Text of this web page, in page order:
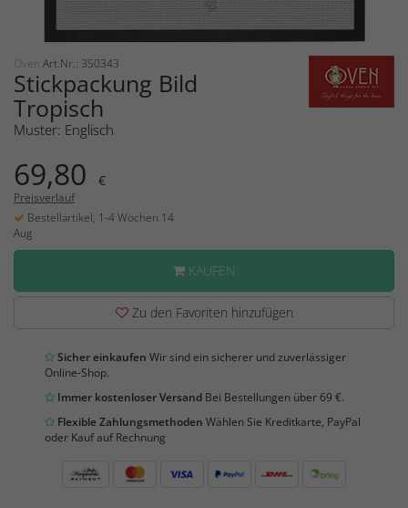
Oven Art.Nr.: 350343
Stickpackung Bild
Tropisch
Muster: Englisch
69,80 €
Preisverlauf
Bestellartikel, 1-4 Wochen 14
Aug
KAUFEN
Zu den Favoriten hinzufügen
Sicher einkaufen Wir sind ein sicherer und zuverlässiger
Online-Shop.
Immer kostenloser Versand Bei Bestellungen über 69 €.
Flexible Zahlungsmethoden Wählen Sie Kreditkarte, PayPal
oder Kauf auf Rechnung